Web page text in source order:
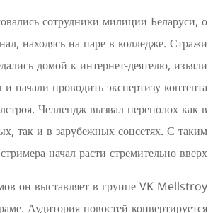
заинтересовались сотрудники
чем он узнал, находясь на паре в
наведались домой к
компьютеры и начали проводить
Мэллстроя. Челлендж вызвал
русскоязычных, так и в зарубежных
онлайн стримера начал расти
стримов он выставляет в
и в Телеграме. Аудитория новостей